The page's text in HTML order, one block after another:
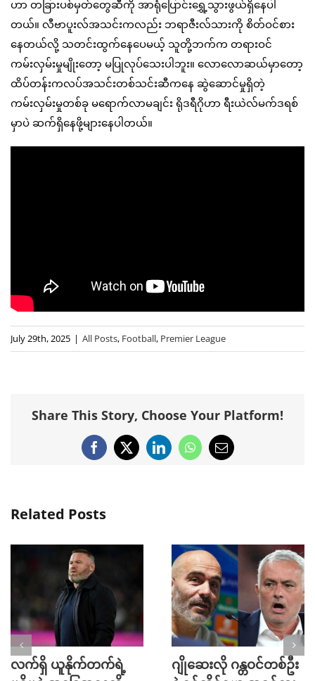
ဟာ တခြားပစ်မှတ်တွေဆီကို အာရုံပြောင်းရွှေ့သွားဖွယ်ရှိနေပါ
တယ်။ လီဗာပူးလ်အသင်းကလည်း ဘရာဇီးလ်သားကို စိတ်ဝင်စား
နေတယ်လို့ သတင်းထွက်နေပေမယ့် သူတို့ဘက်က တရားဝင်
ကမ်းလှမ်းမှုမျိုးတော့ မပြုလုပ်သေးပါဘူး။ လောလောဆယ်မှာတော့
ထိပ်တန်းကလပ်အသင်းတစ်သင်းဆီကနေ ဆွဲဆောင်မှုရှိတဲ့
ကမ်းလှမ်းမှုတစ်ခု မရောက်လာမချင်း ရိုဒရီဂိုဟာ ရီးယဲလ်မက်ဒရစ်
မှာပဲ ဆက်ရှိနေဖို့များနေပါတယ်။
July 29th, 2025 | All Posts, Football, Premier League
Share This Story, Choose Your Platform!
Facebook
X LinkedInWhatsApp
Email
Related Posts
လက်ရှိ ယူနိုက်တက်ရဲ့
ဂျိုဆေးလို ဂန္တဝင်တစ်ဦး